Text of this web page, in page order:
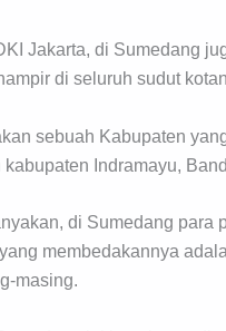
Jakarta, di Sumedang
di seluruh sudut
sebuah Kabupaten
Indramayu,
di Sumedang
membedakannya
masing.